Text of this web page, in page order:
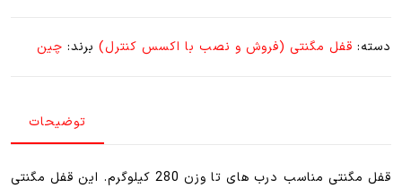
دسته: قفل مگنتی (فروش و نصب با اکسس کنترل) برند: چین
توضیحات
قفل مگنتی مناسب درب های تا وزن 280 کیلوگرم. این قفل مگنتی